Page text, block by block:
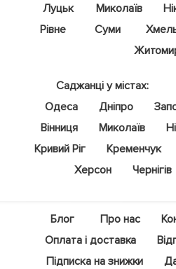
Луцьк
Миколаїв
Рівне
Суми
Саджанці у містах:
Одеса
Дніпро
Вінниця
Миколаїв
Кривий Ріг
Кременчук
Херсон
Чернігів
Блог Про нас
Оплата і доставка
Підписка на знижки